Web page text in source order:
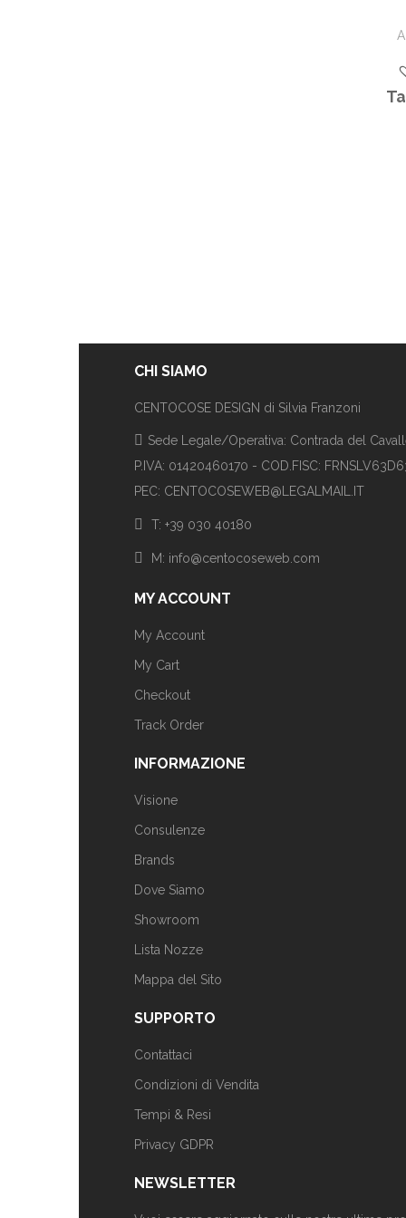
CHI SIAMO
CENTOCOSE DESIGN di Silvia Franzoni
Sede Legale/Operativa: Contrada del
P.IVA: 01420460170 - COD.FISC:
PEC: CENTOCOSEWEB@LEGALMAIL.IT
T: +39 030 40180
M: info@centocoseweb.com
MY ACCOUNT
My Account
My Cart
Checkout
Track Order
INFORMAZIONE
Visione
Consulenze
Brands
Dove Siamo
Showroom
Lista Nozze
Mappa del Sito
SUPPORTO
Contattaci
Condizioni di Vendita
Tempi & Resi
Privacy GDPR
NEWSLETTER